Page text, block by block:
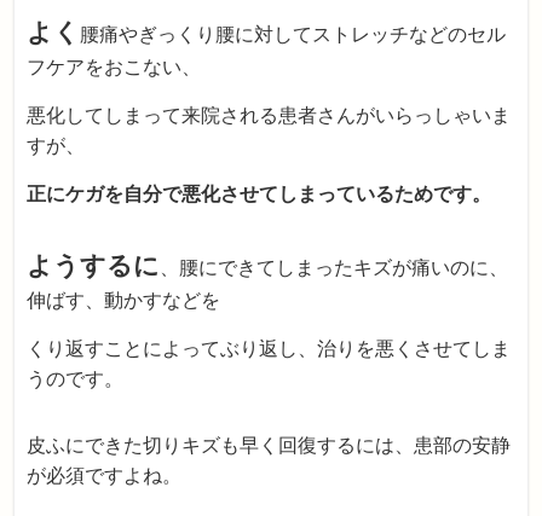
よく 腰痛やぎっくり腰に対してストレッチなどのセル
フケアをおこない、
悪化してしまって来院される患者さんがいらっしゃいま
すが、
正にケガを自分で悪化させてしまっているためです。
ようするに
、腰にできてしまったキズが痛いのに、
伸ばす、動かすなどを
くり返すことによってぶり返し、治りを悪くさせてしま
うのです。
皮ふにできた切りキズも早く回復するには、患部の安静
が必須ですよね。